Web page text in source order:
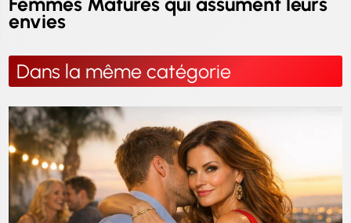
envies
Dans la même catégorie